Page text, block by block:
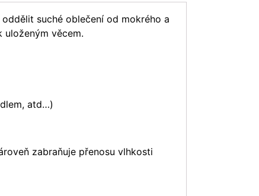
suché oblečení od mokrého a
věcem.
atd…)
zabraňuje přenosu vlhkosti